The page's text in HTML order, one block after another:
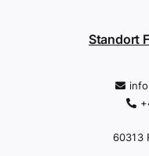
Standort
60313